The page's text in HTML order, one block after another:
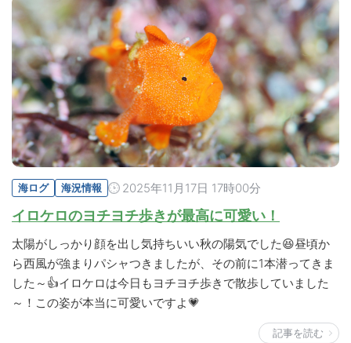
海ログ 海況情報 2025年11月17日 17時00分
イロケロのヨチヨチ歩きが最高に可愛い！
太陽がしっかり顔を出し気持ちいい秋の陽気でした😆昼頃か
ら西風が強まりパシャつきましたが、その前に1本潜ってきま
した～👍イロケロは今日もヨチヨチ歩きで散歩していました
～！この姿が本当に可愛いですよ💗
記事を読む